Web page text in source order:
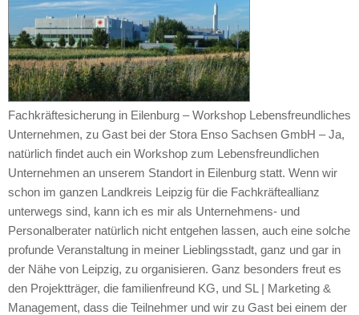
Fachkräftesicherung in Eilenburg – Workshop Lebensfreundliches
Unternehmen, zu Gast bei der Stora Enso Sachsen GmbH – Ja,
natürlich findet auch ein Workshop zum Lebensfreundlichen
Unternehmen an unserem Standort in Eilenburg statt. Wenn wir
schon im ganzen Landkreis Leipzig für die Fachkräfteallianz
unterwegs sind, kann ich es mir als Unternehmens- und
Personalberater natürlich nicht entgehen lassen, auch eine solche
profunde Veranstaltung in meiner Lieblingsstadt, ganz und gar in
der Nähe von Leipzig, zu organisieren. Ganz besonders freut es
den Projektträger, die familienfreund KG, und SL | Marketing &
Management, dass die Teilnehmer und wir zu Gast bei einem der